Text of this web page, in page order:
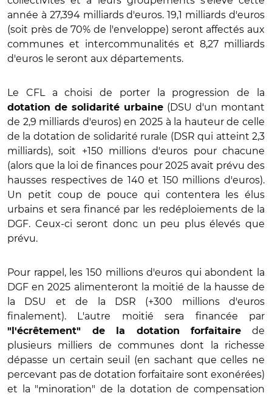
année à 27,394 milliards d'euros. 19,1 milliards d'euros
(soit près de 70% de l'enveloppe) seront affectés aux
communes et intercommunalités et 8,27 milliards
d'euros le seront aux départements.
Le CFL a choisi de porter la progression de la
dotation de solidarité urbaine (DSU d'un montant
de 2,9 milliards d'euros) en 2025 à la hauteur de celle
de la dotation de solidarité rurale (DSR qui atteint 2,3
milliards), soit +150 millions d'euros pour chacune
(alors que la loi de finances pour 2025 avait prévu des
hausses respectives de 140 et 150 millions d'euros).
Un petit coup de pouce qui contentera les élus
urbains et sera financé par les redéploiements de la
DGF. Ceux-ci seront donc un peu plus élevés que
prévu.
Pour rappel, les 150 millions d'euros qui abondent la
DGF en 2025 alimenteront la moitié de la hausse de
la DSU et de la DSR (+300 millions d'euros
finalement). L'autre moitié sera financée par
"l'écrêtement" de la dotation forfaitaire
de
plusieurs milliers de communes dont la richesse
dépasse un certain seuil (en sachant que celles ne
percevant pas de dotation forfaitaire sont exonérées)
et la "minoration" de la dotation de compensation